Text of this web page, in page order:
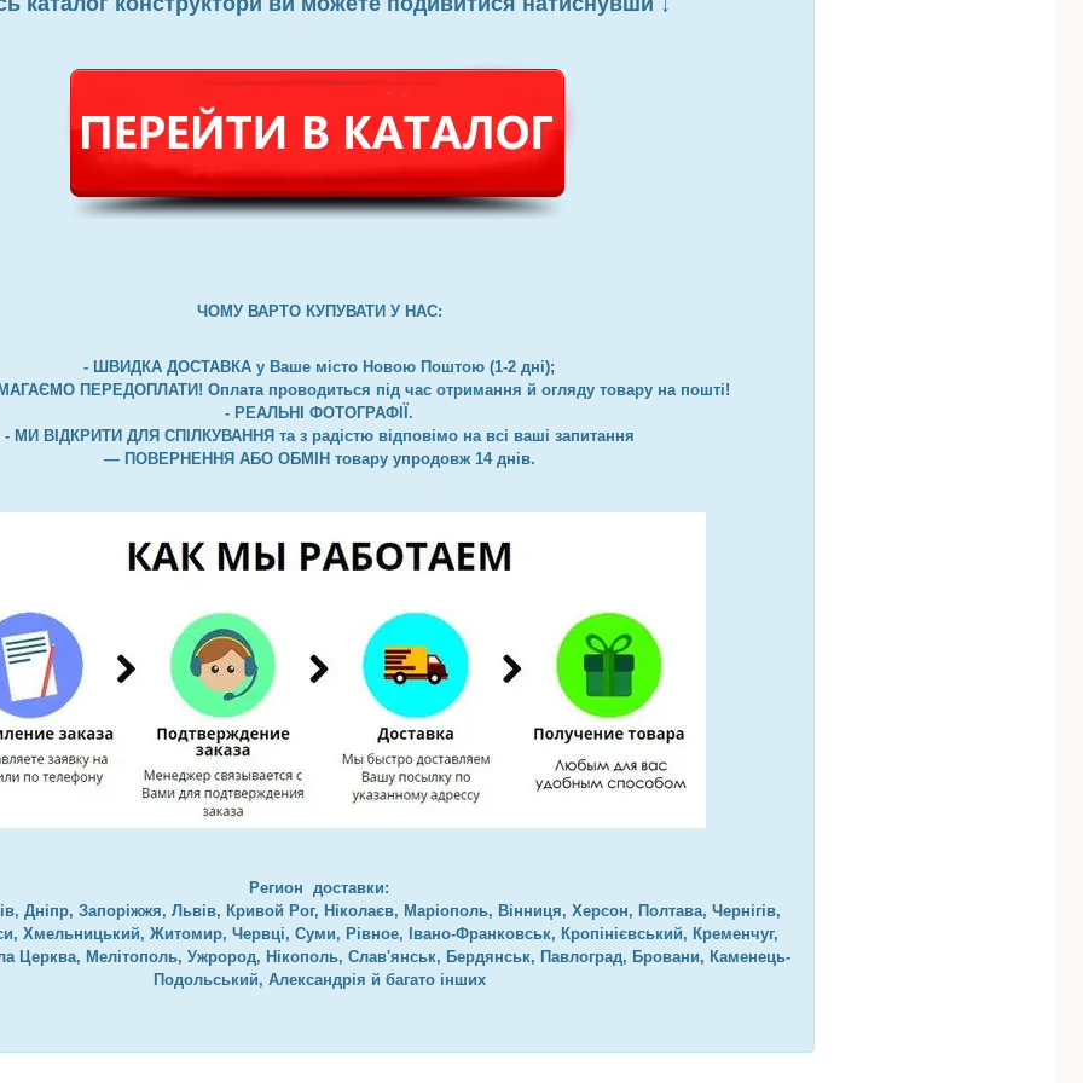
ЧОМУ ВАРТО КУПУВАТИ У НАС:
- ШВИДКА ДОСТАВКА у Ваше місто Новою Поштою (1-2 дні);
ПЕРЕДОПЛАТИ! Оплата проводиться під час отримання й огляду товару на пошті!
- РЕАЛЬНІ ФОТОГРАФІЇ.
- МИ ВІДКРИТИ ДЛЯ СПІЛКУВАННЯ та з радістю відповімо на всі ваші запитання
— ПОВЕРНЕННЯ АБО ОБМІН товару упродовж 14 днів.
Регион доставки:
Дніпр, Запоріжжя, Львів, Кривой Рог, Ніколаєв, Маріополь, Вінниця, Херсон, Полтава, Чернігів,
Хмельницький, Житомир, Червці, Суми, Рівное, Івано-Франковськ, Кропінієвський, Кременчуг,
Церква, Мелітополь, Ужрород, Нікополь, Слав'янськ, Бердянськ, Павлоград, Бровани, Каменець-
Подольський, Александрія й багато інших